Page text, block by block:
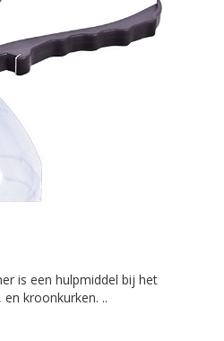
is een hulpmiddel bij het
kroonkurken. ..